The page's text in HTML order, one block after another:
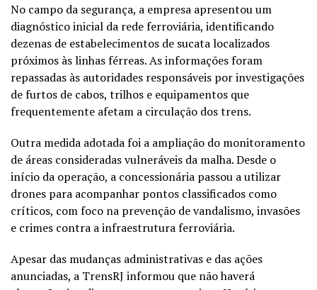
No campo da segurança, a empresa apresentou um
diagnóstico inicial da rede ferroviária, identificando
dezenas de estabelecimentos de sucata localizados
próximos às linhas férreas. As informações foram
repassadas às autoridades responsáveis por investigações
de furtos de cabos, trilhos e equipamentos que
frequentemente afetam a circulação dos trens.
Outra medida adotada foi a ampliação do monitoramento
de áreas consideradas vulneráveis da malha. Desde o
início da operação, a concessionária passou a utilizar
drones para acompanhar pontos classificados como
críticos, com foco na prevenção de vandalismo, invasões
e crimes contra a infraestrutura ferroviária.
Apesar das mudanças administrativas e das ações
anunciadas, a TrensRJ informou que não haverá